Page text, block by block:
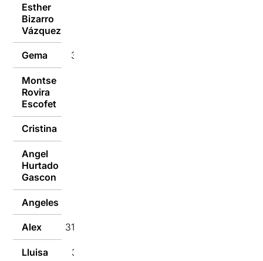
Esther
Bizarro
Vázquez
Gema 31/01/2018
Montse
Rovira
Escofet
Cristina
Angel
Hurtado
Gascon
Angeles
Alex 31/01/2018
Lluisa 31/01/2018